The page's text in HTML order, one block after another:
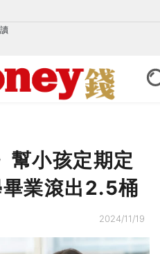
幫小孩定期定
業滾出2.5桶
2024/11/19